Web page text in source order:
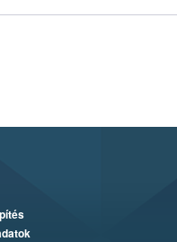
viselkedésének